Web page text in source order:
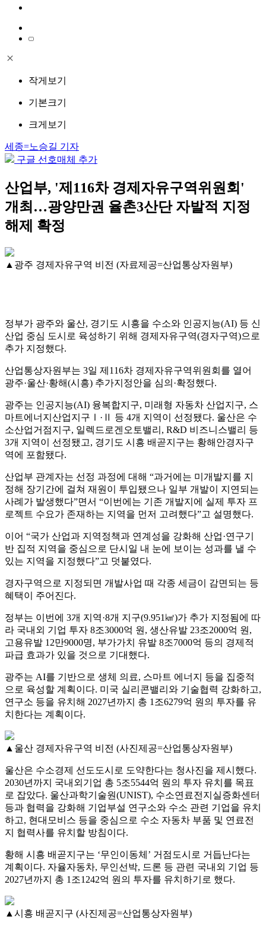
작게보기
기본크기
크게보기
세종=노승길 기자
구글 선호매체 추가
산업부, '제116차 경제자유구역위원회'
개최…광양만권 율촌3산단 자발적 지정
해제 확정
▲광주 경제자유구역 비전 (자료제공=산업통상자원부)
정부가 광주와 울산, 경기도 시흥을 수소와 인공지능(AI) 등 신
산업 중심 도시로 육성하기 위해 경제자유구역(경자구역)으로
추가 지정했다.
산업통상자원부는 3일 제116차 경제자유구역위원회를 열어
광주·울산·황해(시흥) 추가지정안을 심의·확정했다.
광주는 인공지능(AI) 융복합지구, 미래형 자동차 산업지구, 스
마트에너지산업지구Ⅰ·Ⅱ 등 4개 지역이 선정됐다. 울산은 수
소산업거점지구, 일렉드로겐오토밸리, R&D 비즈니스밸리 등
3개 지역이 선정됐고, 경기도 시흥 배곧지구는 황해안경자구
역에 포함됐다.
산업부 관계자는 선정 과정에 대해 “과거에는 미개발지를 지
정해 장기간에 걸쳐 재원이 투입됐으나 일부 개발이 지연되는
사례가 발생했다”면서 “이번에는 기존 개발지에 실제 투자 프
로젝트 수요가 존재하는 지역을 먼저 고려했다”고 설명했다.
이어 “국가 산업과 지역정책과 연계성을 강화해 산업·연구기
반 집적 지역을 중심으로 단시일 내 눈에 보이는 성과를 낼 수
있는 지역을 지정했다”고 덧붙였다.
경자구역으로 지정되면 개발사업 때 각종 세금이 감면되는 등
혜택이 주어진다.
정부는 이번에 3개 지역·8개 지구(9.951㎢)가 추가 지정됨에 따
라 국내외 기업 투자 8조3000억 원, 생산유발 23조2000억 원,
고용유발 12만9000명, 부가가치 유발 8조7000억 등의 경제적
파급 효과가 있을 것으로 기대했다.
광주는 AI를 기반으로 생체 의료, 스마트 에너지 등을 집중적
으로 육성할 계획이다. 미국 실리콘밸리와 기술협력 강화하고,
연구소 등을 유치해 2027년까지 총 1조6279억 원의 투자를 유
치한다는 계획이다.
▲울산 경제자유구역 비전 (사진제공=산업통상자원부)
울산은 수소경제 선도도시로 도약한다는 청사진을 제시했다.
2030년까지 국내외기업 총 5조5544억 원의 투자 유치를 목표
로 잡았다. 울산과학기술원(UNIST), 수소연료전지실증화센터
등과 협력을 강화해 기업부설 연구소와 수소 관련 기업을 유치
하고, 현대모비스 등을 중심으로 수소 자동차 부품 및 연료전
지 협력사를 유치할 방침이다.
황해 시흥 배곧지구는 ‘무인이동체’ 거점도시로 거듭난다는
계획이다. 자율자동차, 무인선박, 드론 등 관련 국내외 기업 등
2027년까지 총 1조1242억 원의 투자를 유치하기로 했다.
▲시흥 배곧지구 (사진제공=산업통상자원부)